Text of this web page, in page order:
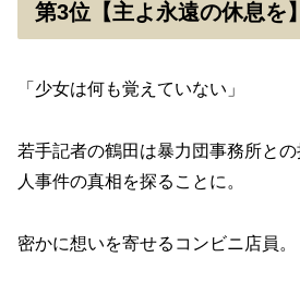
第3位【主よ永遠の休息を】
「少女は何も覚えていない」
若手記者の鶴田は暴力団事務所と
人事件の真相を探ることに。
密かに想いを寄せるコンビニ店員。